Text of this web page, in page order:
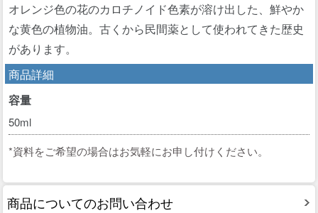
オレンジ色の花のカロチノイド色素が溶け出した、鮮やか
な黄色の植物油。古くから民間薬として使われてきた歴史
があります。
商品詳細
容量
50ml
*資料をご希望の場合はお気軽にお申し付けください。
商品についてのお問い合わせ